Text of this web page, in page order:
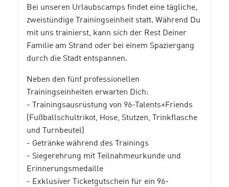
Bei unseren Urlaubscamps findet eine tägliche,
zweistündige Trainingseinheit statt. Während Du
mit uns trainierst, kann sich der Rest Deiner
Familie am Strand oder bei einem Spaziergang
durch die Stadt entspannen.
Neben den fünf professionellen
Trainingseinheiten erwarten Dich:
- Trainingsausrüstung von 96-Talents+Friends
(Fußballschultrikot, Hose, Stutzen, Trinkflasche
und Turnbeutel)
- Getränke während des Trainings
- Siegerehrung mit Teilnahmeurkunde und
Erinnerungsmedaille
- Exklusiver Ticketgutschein für ein 96-